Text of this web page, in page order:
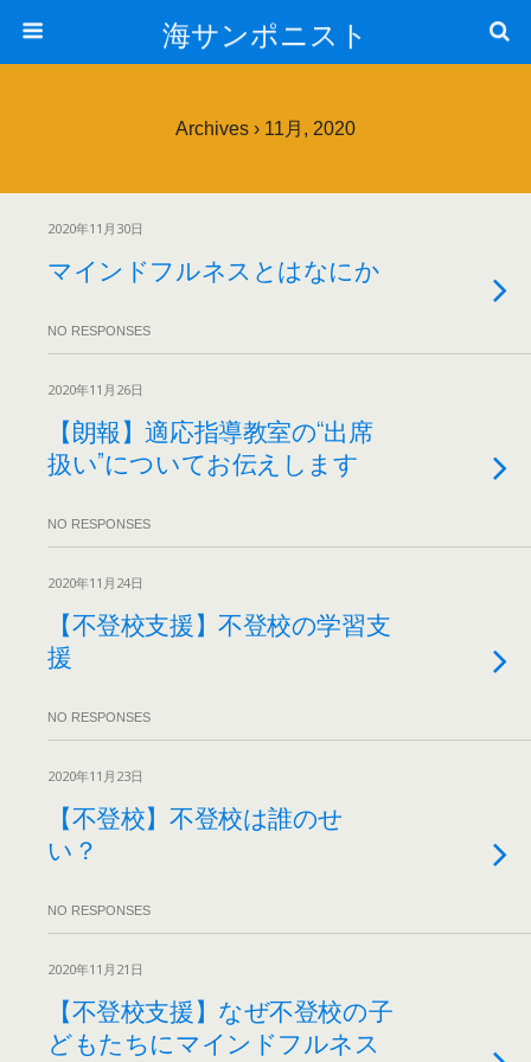
海サンポニスト
Archives › 11月, 2020
2020年11月30日
マインドフルネスとはなにか
NO RESPONSES
2020年11月26日
【朗報】適応指導教室の“出席
扱い”についてお伝えします
NO RESPONSES
2020年11月24日
【不登校支援】不登校の学習支
援
NO RESPONSES
2020年11月23日
【不登校】不登校は誰のせ
い？
NO RESPONSES
2020年11月21日
【不登校支援】なぜ不登校の子
どもたちにマインドフルネス